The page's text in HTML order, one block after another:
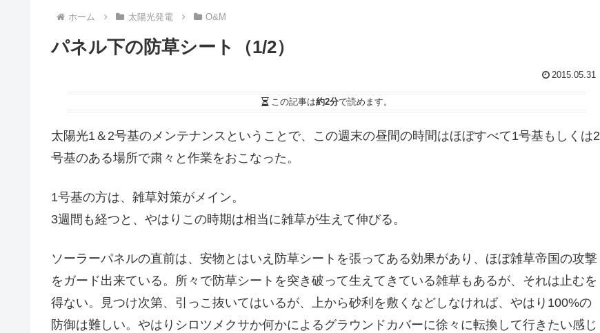
ホーム 太陽光発電 O&M
パネル下の防草シート（1/2）
2015.05.31
この記事は約2分で読めます。
太陽光1＆2号基のメンテナンスということで、この週末の昼間の時間はほぼすべて1号基もしくは2
号基のある場所で粛々と作業をおこなった。
1号基の方は、雑草対策がメイン。
3週間も経つと、やはりこの時期は相当に雑草が生えて伸びる。
ソーラーパネルの直前は、安物とはいえ防草シートを張ってある効果があり、ほぼ雑草帝国の攻撃
をガード出来ている。所々で防草シートを突き破って生えてきている雑草もあるが、それは止むを
得ない。見つけ次第、引っこ抜いてはいるが、上から砂利を敷くなどしなければ、やはり100%の
防御は難しい。やはりシロツメクサか何かによるグラウンドカバーに徐々に転換して行きたい感じ